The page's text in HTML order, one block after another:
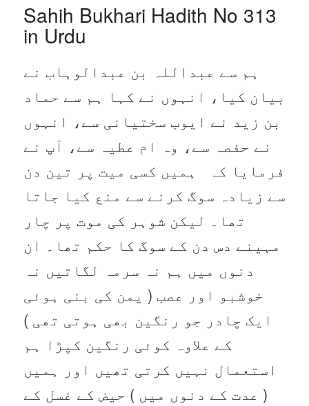
Sahih Bukhari Hadith No 313
in Urdu
ہم سے عبداللہ بن عبدالوہاب نے
بیان کیا، انہوں نے کہا ہم سے حماد
بن زید نے ایوب سختیانی سے، انہوں
نے حفصہ سے، وہ ام عطیہ سے، آپ نے
فرمایا کہ ہمیں کسی میت پر تین دن
سے زیادہ سوگ کرنے سے منع کیا جاتا
تھا۔ لیکن شوہر کی موت پر چار
مہینے دس دن کے سوگ کا حکم تھا۔ ان
دنوں میں ہم نہ سرمہ لگاتیں نہ
خوشبو اور عصب ( یمن کی بنی ہوئی
ایک چادر جو رنگین بھی ہوتی تھی )
کے علاوہ کوئی رنگین کپڑا ہم
استعمال نہیں کرتی تھیں اور ہمیں
( عدت کے دنوں میں ) حیض کے غسل کے